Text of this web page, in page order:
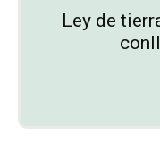
Ley de